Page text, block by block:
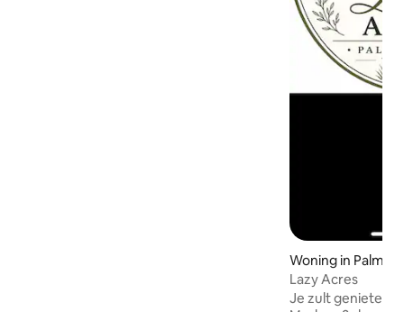
Woning in
Lazy Acres
Je zult genieten